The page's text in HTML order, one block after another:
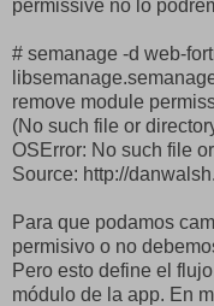
permissive no lo
# semanage -d web-
remove module
(No such file or
OSError: No such file
Source: http://
Para que podamos
permisivo o no
Pero esto define el
módulo de la app. En